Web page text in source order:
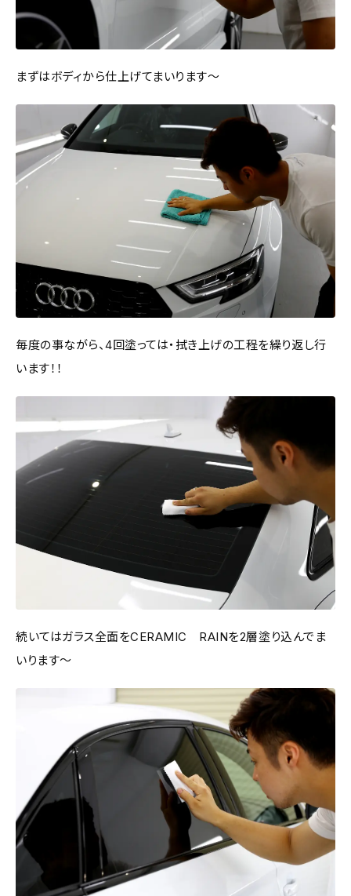
まずはボディから仕上げてまいります～
毎度の事ながら、4回塗っては・拭き上げの工程を繰り返し行
います！！
続いてはガラス全面をCERAMIC RAINを2層塗り込んでま
いります～